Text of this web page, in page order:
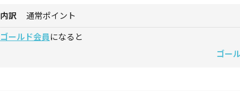
内訳 通常ポイント
ゴールド会員 になると
ゴー